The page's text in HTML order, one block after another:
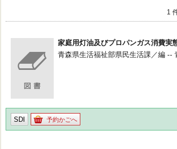
1
家庭用灯油及びプロパンガス消費実
青森県生活福祉部県民生活課／編 --
SDI 予約かごへ